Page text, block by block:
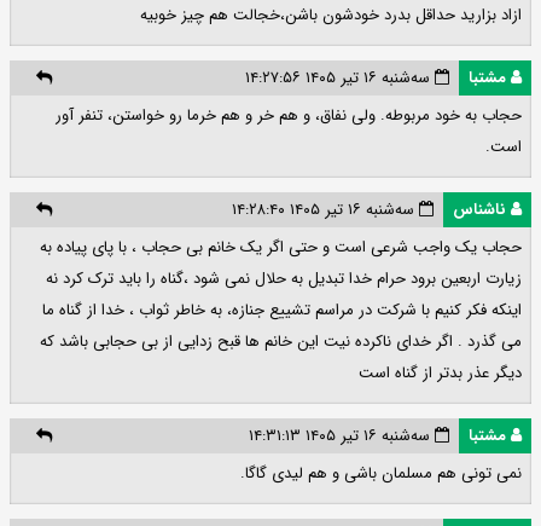
ازاد بزارید حداقل بدرد خودشون باشن،خجالت هم چیز خوبیه
مشتبا
سه‌شنبه ۱۶ تیر ۱۴۰۵ ۱۴:۲۷:۵۶
حجاب به خود مربوطه. ولی نفاق، و هم خر و هم خرما رو خواستن، تنفر آور
است.
ناشناس
سه‌شنبه ۱۶ تیر ۱۴۰۵ ۱۴:۲۸:۴۰
حجاب یک واجب شرعی است و حتی اگر یک خانم بی حجاب ، با پای پیاده به
زیارت اربعین برود حرام خدا تبدیل به حلال نمی شود ،گناه را باید ترک کرد نه
اینکه فکر کنیم با شرکت در مراسم تشییع جنازه، به خاطر ثواب ، خدا از گناه ما
می گذرد . اگر خدای ناکرده نیت این خانم ها قبح زدایی از بی حجابی باشد که
دیگر عذر بدتر از گناه است
مشتبا
سه‌شنبه ۱۶ تیر ۱۴۰۵ ۱۴:۳۱:۱۳
نمی تونی هم مسلمان باشی و هم لیدی گاگا.